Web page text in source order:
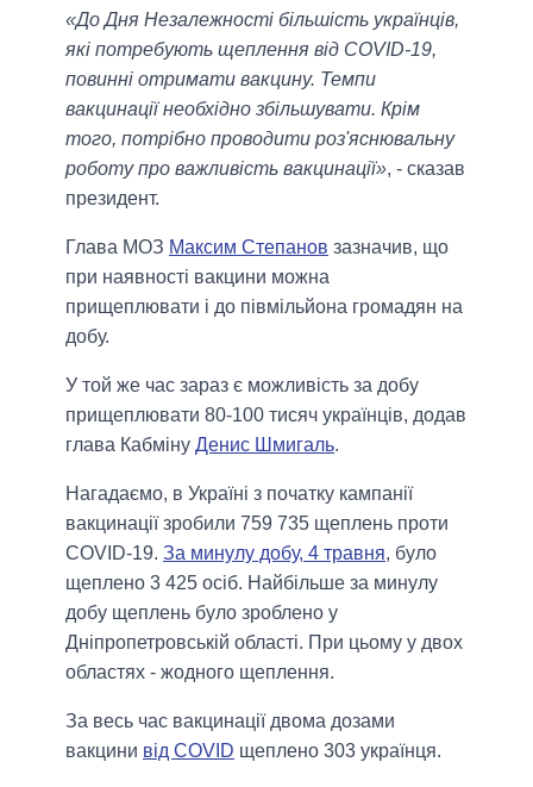
«До Дня Незалежності більшість українців,
які потребують щеплення від COVID-19,
повинні отримати вакцину. Темпи
вакцинації необхідно збільшувати. Крім
того, потрібно проводити роз'яснювальну
роботу про важливість вакцинації», - сказав
президент.
Глава МОЗ Максим Степанов зазначив, що
при наявності вакцини можна
прищеплювати і до півмільйона громадян на
добу.
У той же час зараз є можливість за добу
прищеплювати 80-100 тисяч українців, додав
глава Кабміну Денис Шмигаль.
Нагадаємо, в Україні з початку кампанії
вакцинації зробили 759 735 щеплень проти
COVID-19. За минулу добу, 4 травня, було
щеплено 3 425 осіб. Найбільше за минулу
добу щеплень було зроблено у
Дніпропетровській області. При цьому у двох
областях - жодного щеплення.
За весь час вакцинації двома дозами
вакцини від COVID щеплено 303 українця.